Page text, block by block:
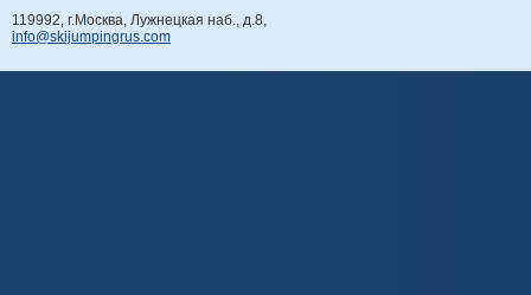
119992, г.Москва, Лужнецкая наб., д.8,
info@skijumpingrus.com